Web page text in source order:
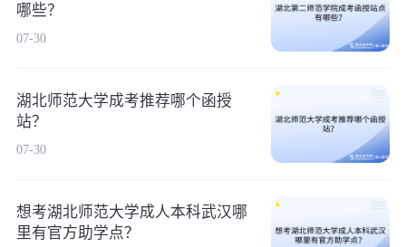
哪些？
07-30
湖北师范大学成考推荐哪个函授
站？
07-30
想考湖北师范大学成人本科武汉哪
里有官方助学点？